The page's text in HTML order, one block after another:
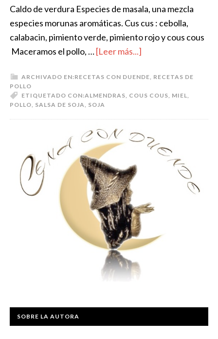
Caldo de verdura Especies de masala, una mezcla
especies morunas aromáticas. Cus cus : cebolla,
calabacin, pimiento verde, pimiento rojo y cous cous
Maceramos el pollo, …[Leer más...]
ARCHIVADO EN:RECETAS CON DUENDE RECETAS DE
POLLO
ETIQUETADO CON:ALMENDRAS COUS COUS MIEL
POLLO SALSA DE SOJA SOJA
SOBRE LA AUTORA